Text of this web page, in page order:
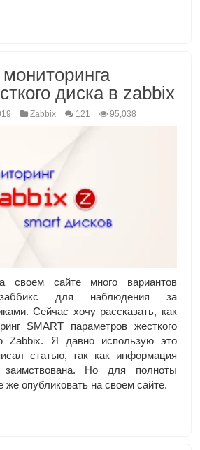
диска в zabbix
Zabbix 121 95,038
своем сайте много вариантов
заббикс для наблюдения за
Сейчас хочу рассказать, как
SMART параметров жесткого
Zabbix. Я давно использую это
статью, так как информация
Но для полноты
же опубликовать на своем сайте.